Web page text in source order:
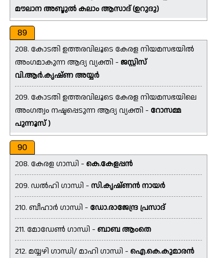
മൗലാന അബ്ദുൽ കലാം ആസാദ് (ഉറുദു)
89
208. കോടതി ഉത്തരവിലൂടെ കേരള നിയമസഭയിൽ
അംഗമാകുന്ന ആദ്യ വ്യക്തി - ജസ്റ്റിസ്
വി.ആർ.കൃഷ്ണ അയ്യർ
209. കോടതി ഉത്തരവിലൂടെ കേരള നിയമസഭയിലെ
അംഗത്വം നഷ്ടപ്പെടുന്ന ആദ്യ വ്യക്തി - റോസമ്മ
പുന്നൂസ് )
90
208. കേരള ഗാന്ധി - കെ.കേളപ്പൻ
209. ഡൽഹി ഗാന്ധി - സി.കൃഷ്ണൻ നായർ
210. ബീഹാർ ഗാന്ധി - ഡോ.രാജേന്ദ്ര പ്രസാദ്
211. മോഡേൺ ഗാന്ധി - ബാബ ആംതെ
212. മയ്യഴി ഗാന്ധി/ മാഹി ഗാന്ധി - ഐ.കെ.കുമാരൻ